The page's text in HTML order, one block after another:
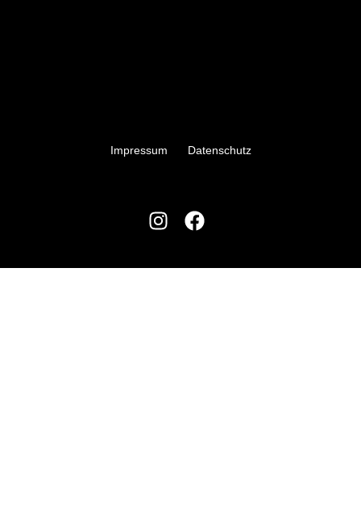
Impressum Datenschutz